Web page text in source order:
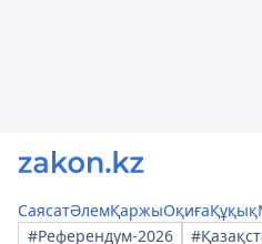
СаясатӘлемҚаржыОқиғаҚұқық
#Референдум-2026